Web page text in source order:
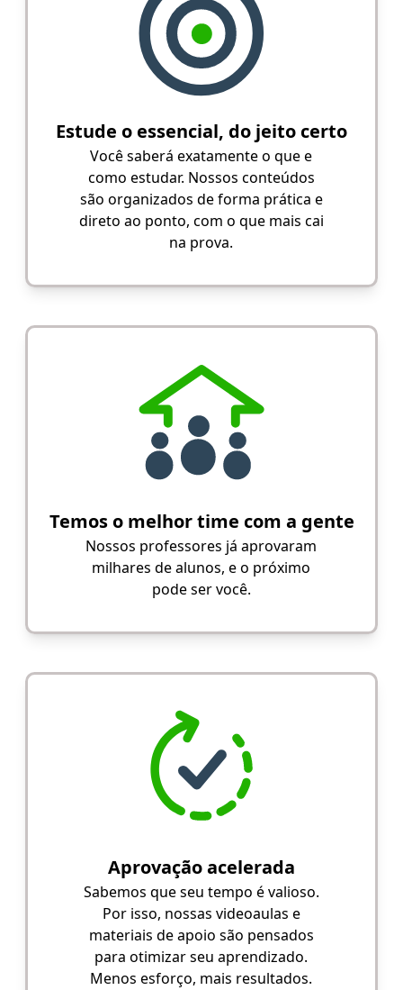
Estude o essencial, do jeito certo
Você saberá exatamente o que e
como estudar. Nossos conteúdos
são organizados de forma prática e
direto ao ponto, com o que mais cai
na prova.
Temos o melhor time com a gente
Nossos professores já aprovaram
milhares de alunos, e o próximo
pode ser você.
Aprovação acelerada
Sabemos que seu tempo é valioso.
Por isso, nossas videoaulas e
materiais de apoio são pensados
para otimizar seu aprendizado.
Menos esforço, mais resultados.